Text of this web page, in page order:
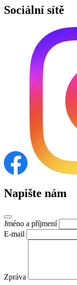
Sociální sítě
Napište nám
Jméno a příjmení
E-mail
Zpráva